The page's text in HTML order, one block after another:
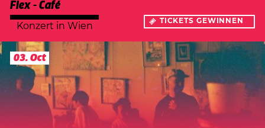
Flex - Café
Konzert in Wien TICKETS GEWINNEN
03. Oct